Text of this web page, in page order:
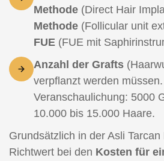
Methode (Direct Hair
Methode (Follicular unit
FUE (FUE mit
Anzahl der Grafts
verpflanzt werden
Veranschaulichung: 5000
10.000 bis 15.000 Haare.
Grundsätzlich in der Asli
Richtwert bei den Kosten für